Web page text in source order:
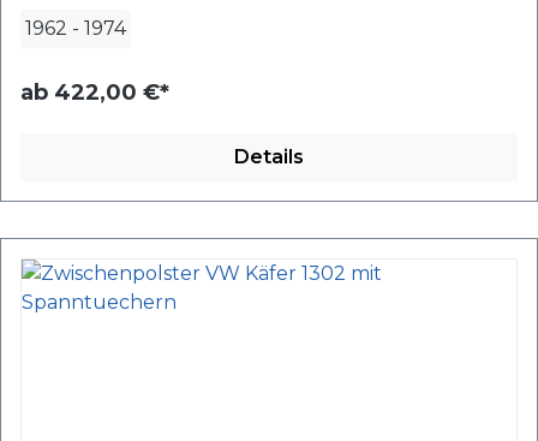
1962 - 1974
ab 422,00 €*
Details